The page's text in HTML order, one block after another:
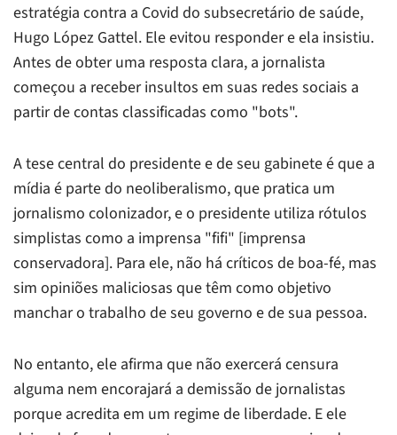
estratégia contra a Covid do subsecretário de saúde,
Hugo López Gattel. Ele evitou responder e ela insistiu.
Antes de obter uma resposta clara, a jornalista
começou a receber insultos em suas redes sociais a
partir de contas classificadas como "bots".
A tese central do presidente e de seu gabinete é que a
mídia é parte do neoliberalismo, que pratica um
jornalismo colonizador, e o presidente utiliza rótulos
simplistas como a imprensa "fifi" [imprensa
conservadora]. Para ele, não há críticos de boa-fé, mas
sim opiniões maliciosas que têm como objetivo
manchar o trabalho de seu governo e de sua pessoa.
No entanto, ele afirma que não exercerá censura
alguma nem encorajará a demissão de jornalistas
porque acredita em um regime de liberdade. E ele